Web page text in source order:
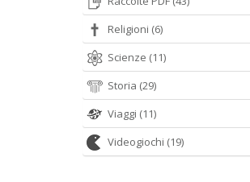
Religioni (6)
Scienze (11)
Storia (29)
Viaggi (11)
Videogiochi (19)